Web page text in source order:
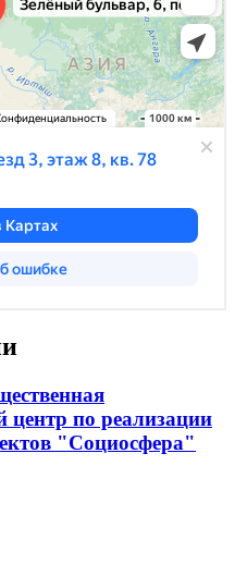
центр по реализации
"Социосфера"